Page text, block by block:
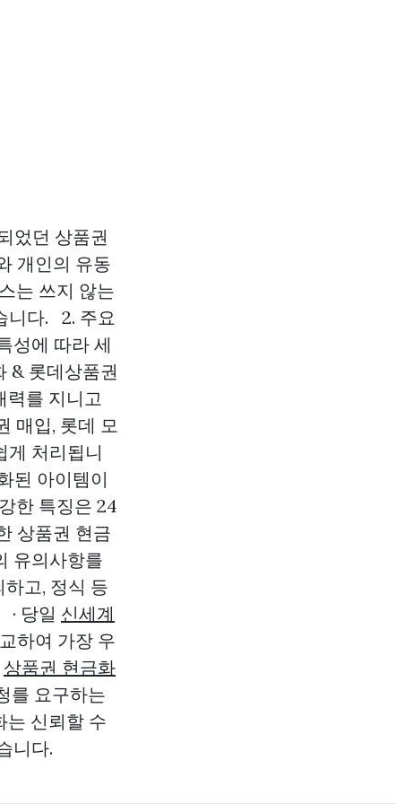
었던 상품권
개인의 유동
는 쓰지 않는
니다. 2. 주요
성에 따라 세
롯데상품권
력를 지니고
매입, 롯데 모
게 처리됩니
된 아이템이
한 특징은 24
상품권 현금
유의사항를
고, 정식 등
당일 신세계
하여 가장 우
상품권 현금화
를 요구하는
는 신뢰할 수
니다.